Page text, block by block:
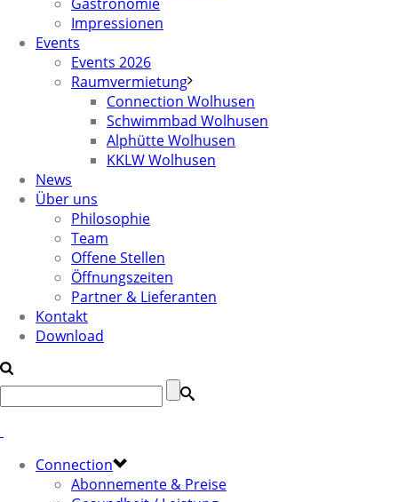
Impressionen
Events
Events 2026
Raumvermietung
Connection Wolhusen
Schwimmbad Wolhusen
Alphütte Wolhusen
KKLW Wolhusen
News
Über uns
Philosophie
Team
Offene Stellen
Öffnungszeiten
Partner & Lieferanten
Kontakt
Download
Connection
Abonnemente & Preise